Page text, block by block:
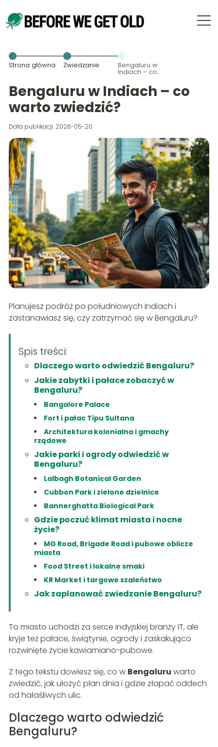
Strona główna Zwiedzanie Bengaluru w
Indiach – co
zwiedzić?
Bengaluru w Indiach – co
warto zwiedzić?
Data publikacji: 2026-05-20
Planujesz podróż po południowych Indiach i
zastanawiasz się, czy zatrzymać się w Bengaluru?
Spis treści:
Dlaczego warto odwiedzić Bengaluru?
Jakie zabytki i pałace zobaczyć w
Bengaluru?
Bangalore Palace
Fort i pałac Tipu Sultana
Architektura kolonialna i gmachy
rządowe
Jakie parki i ogrody odwiedzić w
Bengaluru?
Lalbagh Botanical Garden
Cubbon Park i zielone dzielnice
Bannerghatta Biological Park
Gdzie poczuć klimat miasta i nocne
życie?
MG Road, Brigade Road i pubowe oblicze
miasta
Food Street i lokalne smaki
KR Market i targowe szaleństwo
Jak zaplanować zwiedzanie Bengaluru?
To miasto uchodzi za serce indyjskiej branży IT, ale
kryje też pałace, świątynie, ogrody i zaskakująco
rozwinięte życie kawiarniano-pubowe.
Z tego tekstu dowiesz się, co w Bengaluru warto
zwiedzić, jak ułożyć plan dnia i gdzie złapać oddech
od hałaśliwych ulic.
Dlaczego warto odwiedzić
Bengaluru?